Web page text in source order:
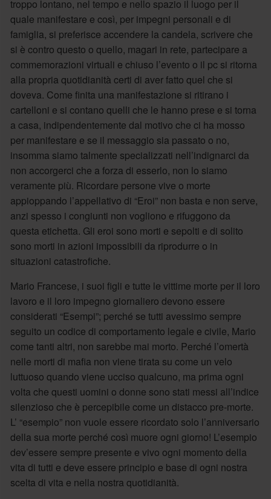
troppo lontano, nel tempo e nello spazio il luogo per il
quale manifestare e così, per impegni personali e di
famiglia, si preferisce accendere la candela, scrivere che
si è contro questo o quello, magari in rete, partecipare a
commemorazioni virtuali e chiuso l’evento o il pc si ritorna
alla propria quotidianità certi di aver fatto quel che si
doveva. Come finita una manifestazione si ritirano i
cartelloni e si contano quelli che le hanno prese e si torna
a casa, indipendentemente dal motivo che ci ha mosso
per manifestare e se il messaggio sia passato o no,
insomma siamo talmente specializzati nell’indignarci da
non accorgerci che a forza di esserlo, non lo siamo
veramente più. Ricordare persone vive o morte
appioppando l’appellativo di “Eroi” non basta e non serve,
anzi spesso i congiunti non vogliono e rifuggono da
questa etichetta. Gli eroi sono morti e sepolti e di solito
sono morti in azioni impossibili da riprodurre o in
situazioni catastrofiche.
Mario Francese, i suoi figli e tutte le vittime morte per il loro
lavoro e il loro impegno giornaliero devono essere
considerati “Esempi”; perché se tutti avessimo sempre
seguito un codice di comportamento legale e civile, Mario
come tanti altri, non sarebbe mai morto. Perché l’omertà
nelle morti di mafia non viene tirata su come un velo
luttuoso quando viene ucciso qualcuno, ma prima ogni
volta che questi uomini o donne sono stati messi all’indice
silenzioso che è percepibile come un distacco pre-morte.
L’ “esempio” non vuole essere ricordato solo l’anniversario
della sua morte perché così muore ogni giorno! L’esempio
dev’essere sempre presente e vivo ogni momento della
vita di tutti e deve essere principio e base di ogni nostra
scelta di vita e nella nostra quotidianità.